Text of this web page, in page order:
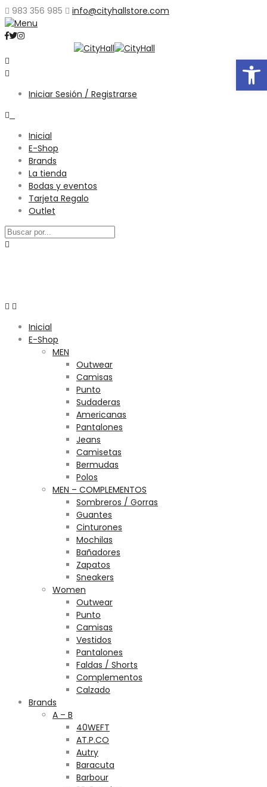
983 356 985 info@cityhallstore.com
Iniciar Sesión / Registrarse
Inicial
E-Shop
Brands
La tienda
Bodas y eventos
Tarjeta Regalo
Outlet
Inicial
E-Shop
MEN
Outwear
Camisas
Punto
Sudaderas
Americanas
Pantalones
Jeans
Camisetas
Bermudas
Polos
MEN – COMPLEMENTOS
Sombreros / Gorras
Guantes
Cinturones
Mochilas
Bañadores
Zapatos
Sneakers
Women
Outwear
Punto
Camisas
Vestidos
Pantalones
Faldas / Shorts
Complementos
Calzado
Brands
A – B
40WEFT
AT.P.CO
Autry
Baracuta
Barbour